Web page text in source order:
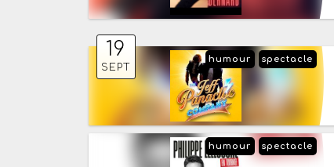
19
SEPT
spectacle
humour
spectacle
humour